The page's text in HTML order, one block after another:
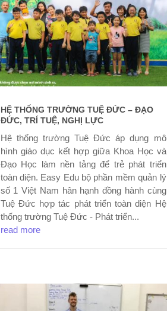
HỆ THỐNG TRƯỜNG TUỆ ĐỨC – ĐẠO
ĐỨC, TRÍ TUỆ, NGHỊ LỰC
Hệ thống trường Tuệ Đức áp dụng mô
hình giáo dục kết hợp giữa Khoa Học và
Đạo Học làm nền tảng để trẻ phát triển
toàn diện. Easy Edu bộ phần mềm quản lý
số 1 Việt Nam hân hạnh đồng hành cùng
Tuệ Đức hợp tác phát triển toàn diện Hệ
thống trường Tuệ Đức - Phát triển...
read more